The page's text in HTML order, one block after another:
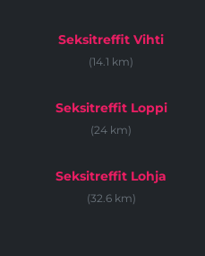
Seksitreffit Vihti
(14.1 km)
Seksitreffit Loppi
(24 km)
Seksitreffit Lohja
(32.6 km)